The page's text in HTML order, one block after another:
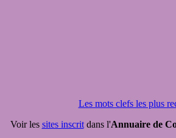
Les mots clefs les plus
Voir les sites inscritdans l'Annuaire de